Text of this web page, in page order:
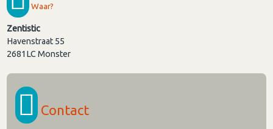
Waar?
Zentistic
Havenstraat 55
2681LC Monster
Contact